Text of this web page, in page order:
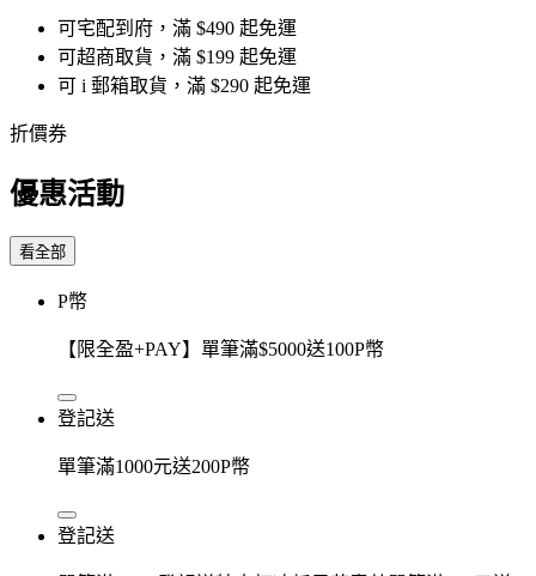
可宅配到府，滿 $490 起免運
可超商取貨，滿 $199 起免運
可 i 郵箱取貨，滿 $290 起免運
折價券
優惠活動
看全部
P幣
【限全盈+PAY】單筆滿$5000送100P幣
登記送
單筆滿1000元送200P幣
登記送